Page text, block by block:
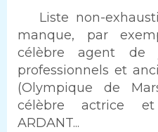
Texte
Liste non-
manque, par
célèbre agent de
professionnels et
(Olympique de
célèbre actrice
ARDANT...